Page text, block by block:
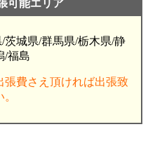
可能エリア
茨城県/群馬県/栃木県/静
/福島
費さえ頂ければ出張致